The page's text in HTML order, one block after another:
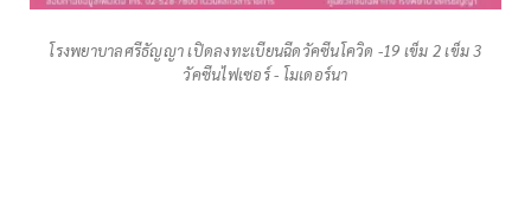
โรงพยาบาลศรีธัญญา เปิดลงทะเบียนฉีดวัคซีนโควิด -19 เข็ม 2 เข็ม 3
วัคซีนไฟเซอร์ - โมเดอร์นา